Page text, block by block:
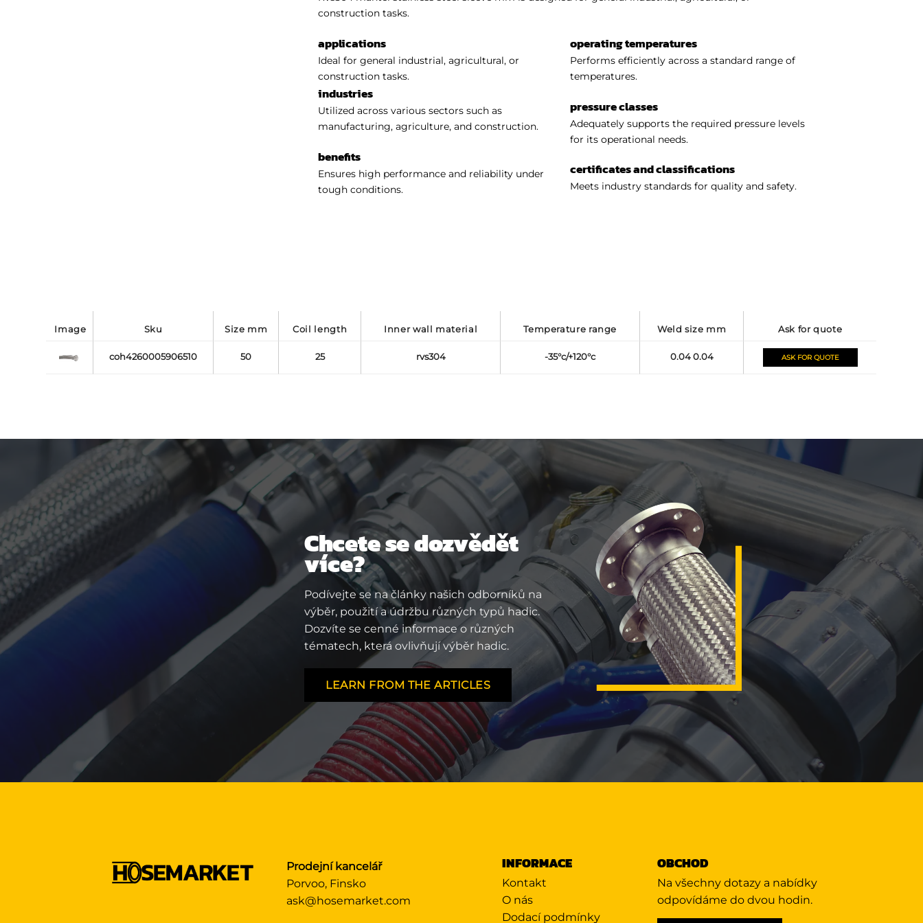
construction tasks.
applications
Ideal for general industrial, agricultural, or
construction tasks.
industries
Utilized across various sectors such as
manufacturing, agriculture, and construction.
benefits
Ensures high performance and reliability under
tough conditions.
operating temperatures
Performs efficiently across a standard range of
temperatures.
pressure classes
Adequately supports the required pressure levels
for its operational needs.
certificates and classifications
Meets industry standards for quality and safety.
image sku size mm coil length inner wall material temperature range weld size mm ask for quote
coh4260005906510 50 25 rvs304 -35°c/+120°c 0.04 0.04 ASK FOR QUOTE
Chcete se dozvědět
více?
Podívejte se na články našich odborníků na
výběr, použití a údržbu různých typů hadic.
Dozvíte se cenné informace o různých
tématech, která ovlivňují výběr hadic.
LEARN FROM THE ARTICLES
Prodejní kancelář
Porvoo, Finsko
ask@hosemarket.com
INFORMACE
Kontakt
O nás
Dodací podmínky
OBCHOD
Na všechny dotazy a nabídky
odpovídáme do dvou hodin.